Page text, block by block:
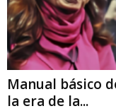
Manual básico
la era de la...